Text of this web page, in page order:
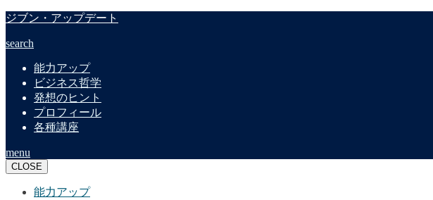
ジブン・アップデート
search
能力アップ
ビジネス哲学
発想のヒント
プロフィール
各種講座
menu
CLOSE
能力アップ